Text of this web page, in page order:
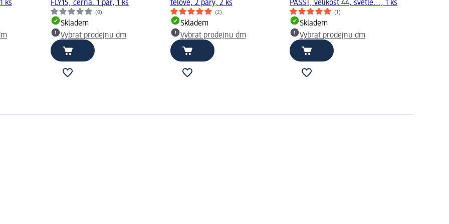
ks
FLY15, černá. 1 pár, 1 ks
(0)
Skladem
Vybrat prodejnu dm
tělové, 2 páry, 2 ks
(2)
Skladem
Vybrat prodejnu dm
PASST, velikost 44, světle..., 1 ks
(1)
Skladem
Vybrat prodejnu dm